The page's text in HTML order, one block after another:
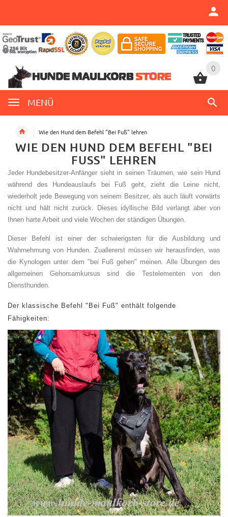
0
MENÜ
0
Wie den Hund dem Befehl "Bei Fuß" lehren
WIE DEN HUND DEM BEFEHL "BEI
FUSS" LEHREN
Jeder Hundebesitzer-Anfänger sieht in seinen Träumen, wie sein Hund
während des Hundeauslaufs bei Fuß geht, zieht die Leine nicht,
wiederholt jede Bewegung von seinem Besitzer, als auch läuft vorwärts
nicht und hält nicht zurück. Dieses idyllische Bild verlangt aber von
Ihnen harte Arbeit und viele Wochen der ständigen Übungen.
Dieser Befehl ist einer der schwierigsten für die Ausbildung und
Wahrnehmung von Hunden. Zuallererst müssen wir herausfinden, was
die Kynologen unter dem "bei Fuß gehen" meinen. Alle Übungen des
allgemeinen Gehorsamkursus sind die Testelementen von den
Diensthunden.
Der klassische Befehl "Bei Fuß" enthält folgende
Fähigkeiten: